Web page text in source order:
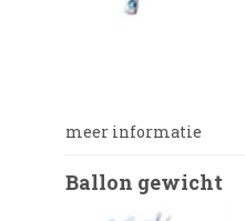
meer informatie
Ballon gewicht